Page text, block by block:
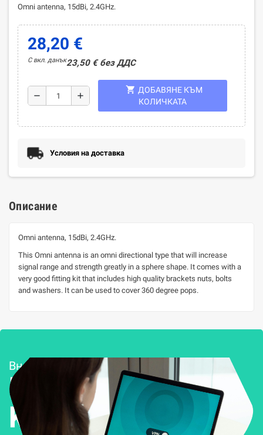
Omni antenna, 15dBi, 2.4GHz.
28,20 €
С вкл. данък23,50 € без ДДС
remove add
shopping_cart ДОБАВЯНЕ КЪМ
КОЛИЧКАТА
Условия на доставка
Описание
Omni antenna, 15dBi, 2.4GHz.
This Omni antenna is an omni directional type that will increase
signal range and strength greatly in a sphere shape. It comes with a
very good fitting kit that includes high quality brackets nuts, bolts
and washers. It can be used to cover 360 degree pops.
Внедряване и поддръжка
Решения за
Kиберсигурност